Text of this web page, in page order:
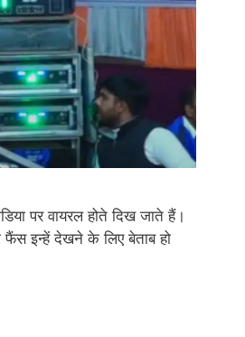
पर वायरल होते दिख जाते हैं।
इन्हें देखने के लिए बेताब हो